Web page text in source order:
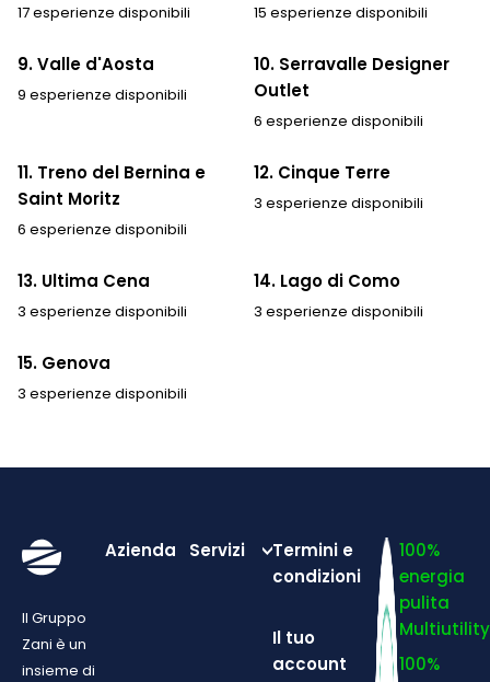
17 esperienze disponibili 15 esperienze disponibili
9. Valle d'Aosta
9 esperienze disponibili
10. Serravalle Designer
Outlet
6 esperienze disponibili
11. Treno del Bernina e
Saint Moritz
6 esperienze disponibili
12. Cinque Terre
3 esperienze disponibili
13. Ultima Cena
3 esperienze disponibili
14. Lago di Como
3 esperienze disponibili
15. Genova
3 esperienze disponibili
Il Gruppo
Zani è un
insieme di
Azienda Servizi
Termini e
condizioni
Il tuo
account
100%
energia
pulita
Multiutility
100%